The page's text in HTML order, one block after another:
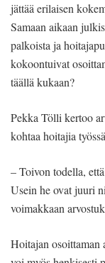
jättää erilaisen
Samaan aikaan
palkoista ja
kokoontuivat
täällä kukaan?
Pekka Tölli kertoo
kohtaa hoitajia
– Toivon todella,
Usein he ovat juuri
voimakkaan
Hoitajan osoittaman